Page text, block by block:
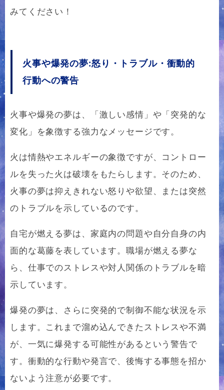
みてください！
火事や爆発の夢:怒り・トラブル・衝動的
行動への警告
火事や爆発の夢は、「激しい感情」や「突発的な
変化」を象徴する強力なメッセージです。
火は情熱やエネルギーの象徴ですが、コントロー
ルを失った火は破壊をもたらします。そのため、
火事の夢は抑えきれない怒りや欲望、または突然
のトラブルを示しているのです。
自宅が燃える夢は、家庭内の問題や自分自身の内
面的な葛藤を表しています。職場が燃える夢な
ら、仕事でのストレスや対人関係のトラブルを暗
示しています。
爆発の夢は、さらに突発的で制御不能な状況を示
します。これまで溜め込んできたストレスや不満
が、一気に爆発する可能性があるという警告で
す。衝動的な行動や発言で、後悔する事態を招か
ないよう注意が必要です。